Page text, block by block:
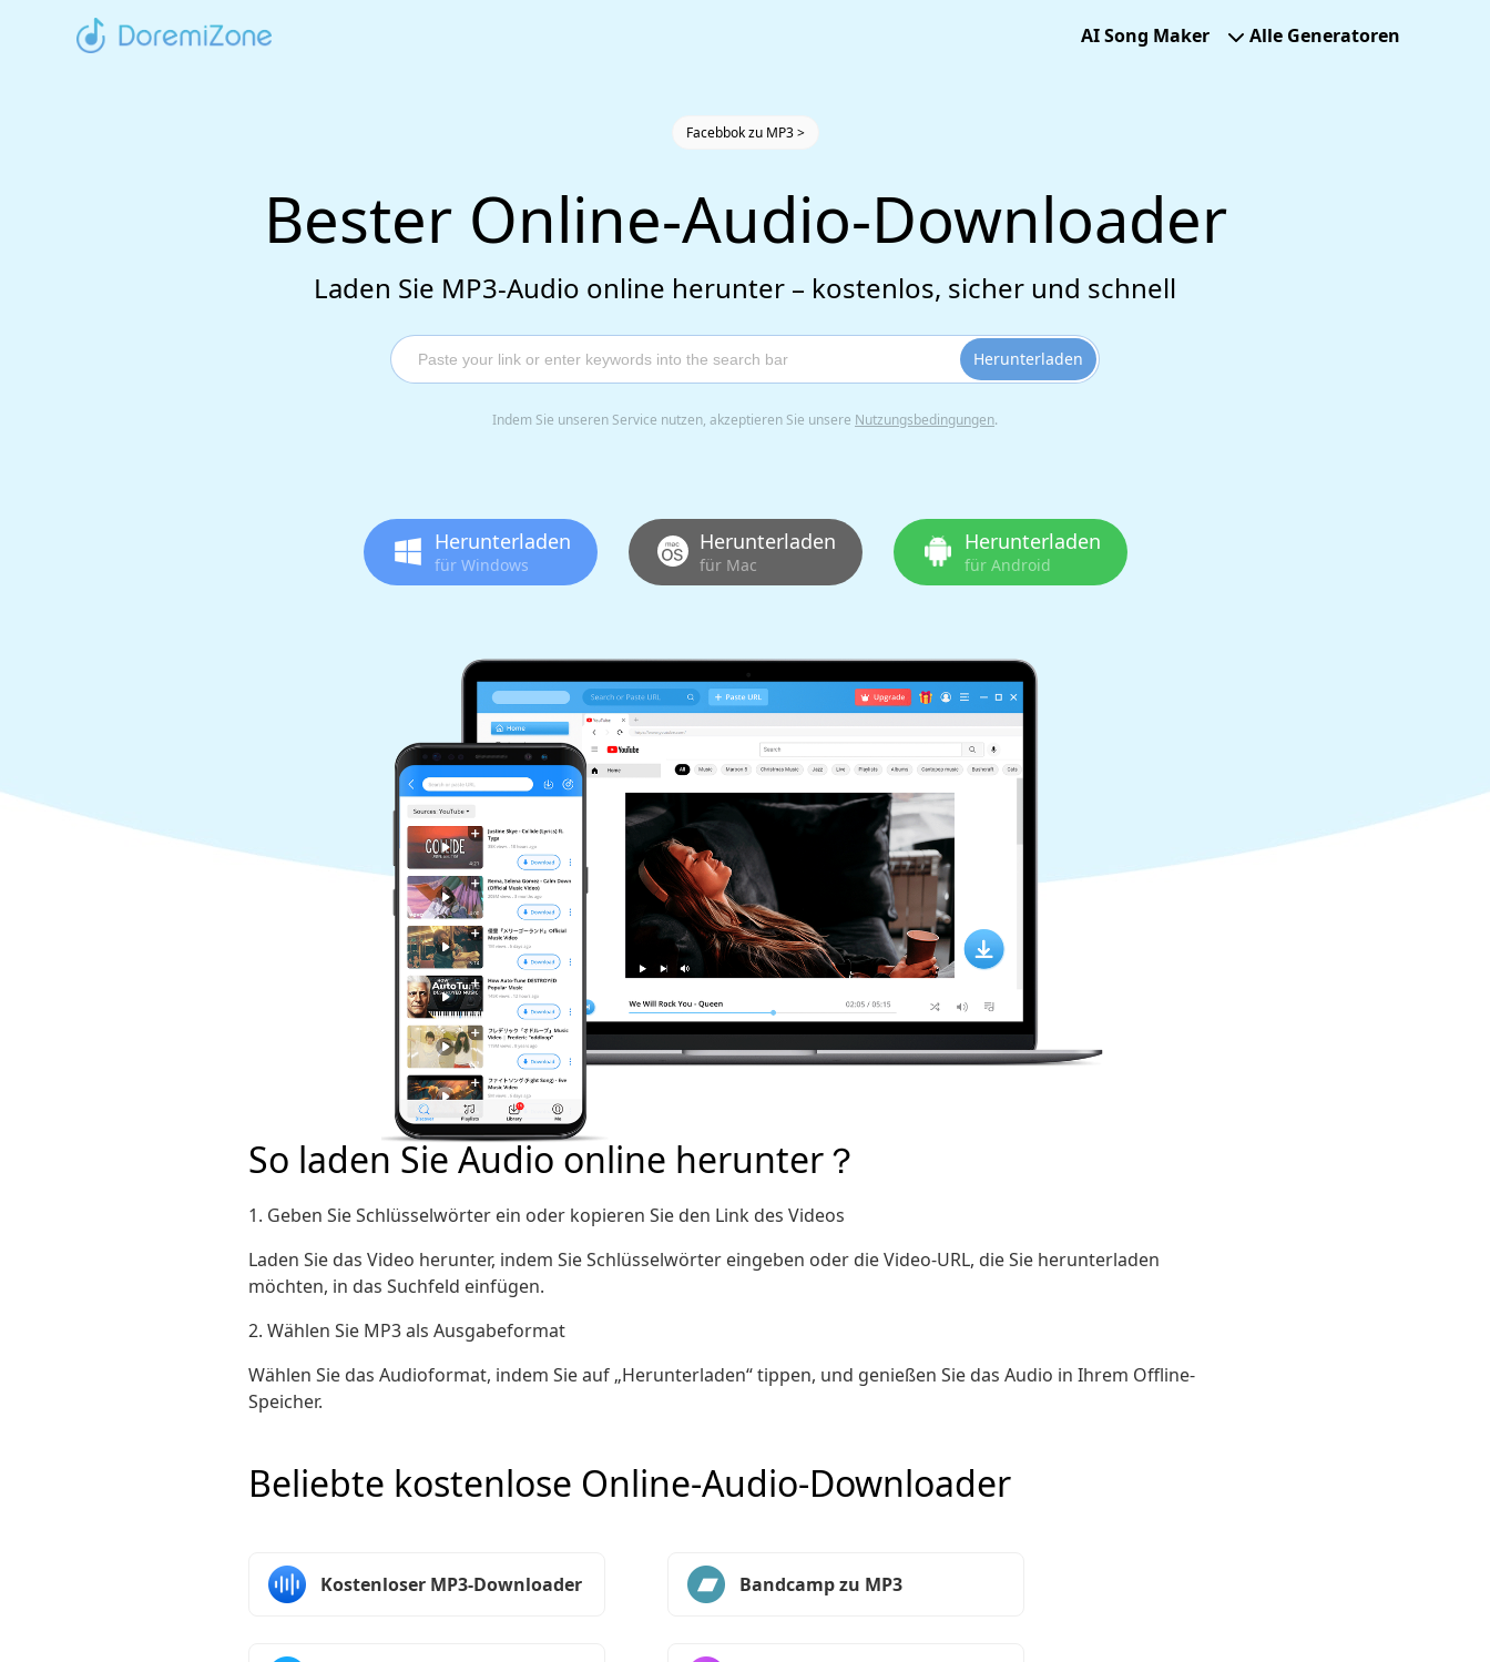
AI Song Maker Alle Generatoren
Facebbok zu MP3 >
Bester Online-Audio-Downloader
Laden Sie MP3-Audio online herunter – kostenlos, sicher und schnell
Herunterladen
Indem Sie unseren Service nutzen, akzeptieren Sie unsere Nutzungsbedingungen.
Herunterladen
für Windows
Herunterladen
für Mac
Herunterladen
für Android
So laden Sie Audio online herunter？
1. Geben Sie Schlüsselwörter ein oder kopieren Sie den Link des Videos
Laden Sie das Video herunter, indem Sie Schlüsselwörter eingeben oder die Video-URL, die Sie herunterladen
möchten, in das Suchfeld einfügen.
2. Wählen Sie MP3 als Ausgabeformat
Wählen Sie das Audioformat, indem Sie auf „Herunterladen“ tippen, und genießen Sie das Audio in Ihrem Offline-
Speicher.
Beliebte kostenlose Online-Audio-Downloader
Kostenloser MP3-Downloader Bandcamp zu MP3